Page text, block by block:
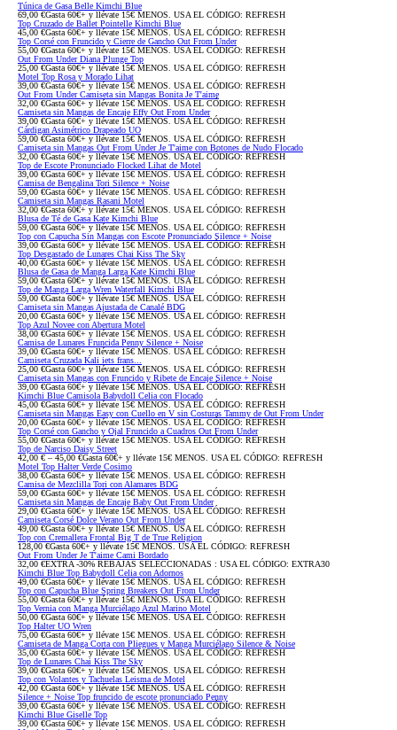
Túnica de Gasa Belle Kimchi Blue
69,00 €Gasta 60€+ y llévate 15€ MENOS. USA EL CÓDIGO: REFRESH
Top Cruzado de Ballet Pointelle Kimchi Blue
45,00 €Gasta 60€+ y llévate 15€ MENOS. USA EL CÓDIGO: REFRESH
Top Corsé con Fruncido y Cierre de Gancho Out From Under
55,00 €Gasta 60€+ y llévate 15€ MENOS. USA EL CÓDIGO: REFRESH
Out From Under Diana Plunge Top
25,00 €Gasta 60€+ y llévate 15€ MENOS. USA EL CÓDIGO: REFRESH
Motel Top Rosa y Morado Lihat
39,00 €Gasta 60€+ y llévate 15€ MENOS. USA EL CÓDIGO: REFRESH
Out From Under Camiseta sin Mangas Bonita Je T'aime
32,00 €Gasta 60€+ y llévate 15€ MENOS. USA EL CÓDIGO: REFRESH
Camiseta sin Mangas de Encaje Effy Out From Under
39,00 €Gasta 60€+ y llévate 15€ MENOS. USA EL CÓDIGO: REFRESH
Cárdigan Asimétrico Drapeado UO
59,00 €Gasta 60€+ y llévate 15€ MENOS. USA EL CÓDIGO: REFRESH
Camiseta sin Mangas Out From Under Je T'aime con Botones de Nudo Flocado
32,00 €Gasta 60€+ y llévate 15€ MENOS. USA EL CÓDIGO: REFRESH
Top de Escote Pronunciado Flocked Lihat de Motel
39,00 €Gasta 60€+ y llévate 15€ MENOS. USA EL CÓDIGO: REFRESH
Camisa de Bengalina Tori Silence + Noise
59,00 €Gasta 60€+ y llévate 15€ MENOS. USA EL CÓDIGO: REFRESH
Camiseta sin Mangas Rasani Motel
32,00 €Gasta 60€+ y llévate 15€ MENOS. USA EL CÓDIGO: REFRESH
Blusa de Té de Gasa Kate Kimchi Blue
59,00 €Gasta 60€+ y llévate 15€ MENOS. USA EL CÓDIGO: REFRESH
Top con Capucha Sin Mangas con Escote Pronunciado Silence + Noise
39,00 €Gasta 60€+ y llévate 15€ MENOS. USA EL CÓDIGO: REFRESH
Top Desgastado de Lunares Chai Kiss The Sky
40,00 €Gasta 60€+ y llévate 15€ MENOS. USA EL CÓDIGO: REFRESH
Blusa de Gasa de Manga Larga Kate Kimchi Blue
59,00 €Gasta 60€+ y llévate 15€ MENOS. USA EL CÓDIGO: REFRESH
Top de Manga Larga Wren Waterfall Kimchi Blue
59,00 €Gasta 60€+ y llévate 15€ MENOS. USA EL CÓDIGO: REFRESH
Camiseta sin Mangas Ajustada de Canalé BDG
20,00 €Gasta 60€+ y llévate 15€ MENOS. USA EL CÓDIGO: REFRESH
Top Azul Novee con Abertura Motel
38,00 €Gasta 60€+ y llévate 15€ MENOS. USA EL CÓDIGO: REFRESH
Camisa de Lunares Fruncida Penny Silence + Noise
39,00 €Gasta 60€+ y llévate 15€ MENOS. USA EL CÓDIGO: REFRESH
Camiseta Cruzada Kali iets frans...
25,00 €Gasta 60€+ y llévate 15€ MENOS. USA EL CÓDIGO: REFRESH
Camiseta sin Mangas con Fruncido y Ribete de Encaje Silence + Noise
39,00 €Gasta 60€+ y llévate 15€ MENOS. USA EL CÓDIGO: REFRESH
Kimchi Blue Camisola Babydoll Celia con Flocado
45,00 €Gasta 60€+ y llévate 15€ MENOS. USA EL CÓDIGO: REFRESH
Camiseta sin Mangas Easy con Cuello en V sin Costuras Tammy de Out From Under
20,00 €Gasta 60€+ y llévate 15€ MENOS. USA EL CÓDIGO: REFRESH
Top Corsé con Gancho y Ojal Fruncido a Cuadros Out From Under
55,00 €Gasta 60€+ y llévate 15€ MENOS. USA EL CÓDIGO: REFRESH
Top de Narciso Daisy Street
42,00 € – 45,00 €Gasta 60€+ y llévate 15€ MENOS. USA EL CÓDIGO: REFRESH
Motel Top Halter Verde Cosimo
38,00 €Gasta 60€+ y llévate 15€ MENOS. USA EL CÓDIGO: REFRESH
Camisa de Mezclilla Tori con Alamares BDG
59,00 €Gasta 60€+ y llévate 15€ MENOS. USA EL CÓDIGO: REFRESH
Camiseta sin Mangas de Encaje Baby Out From Under
29,00 €Gasta 60€+ y llévate 15€ MENOS. USA EL CÓDIGO: REFRESH
Camiseta Corsé Dolce Verano Out From Under
49,00 €Gasta 60€+ y llévate 15€ MENOS. USA EL CÓDIGO: REFRESH
Top con Cremallera Frontal Big T de True Religion
128,00 €Gasta 60€+ y llévate 15€ MENOS. USA EL CÓDIGO: REFRESH
Out From Under Je T'aime Cami Bordado
32,00 €EXTRA -30% REBAJAS SELECCIONADAS : USA EL CÓDIGO: EXTRA30
Kimchi Blue Top Babydoll Celia con Adornos
49,00 €Gasta 60€+ y llévate 15€ MENOS. USA EL CÓDIGO: REFRESH
Top con Capucha Blue Spring Breakers Out From Under
55,00 €Gasta 60€+ y llévate 15€ MENOS. USA EL CÓDIGO: REFRESH
Top Vernia con Manga Murciélago Azul Marino Motel
50,00 €Gasta 60€+ y llévate 15€ MENOS. USA EL CÓDIGO: REFRESH
Top Halter UO Wren
75,00 €Gasta 60€+ y llévate 15€ MENOS. USA EL CÓDIGO: REFRESH
Camiseta de Manga Corta con Pliegues y Manga Murciélago Silence & Noise
35,00 €Gasta 60€+ y llévate 15€ MENOS. USA EL CÓDIGO: REFRESH
Top de Lunares Chai Kiss The Sky
39,00 €Gasta 60€+ y llévate 15€ MENOS. USA EL CÓDIGO: REFRESH
Top con Volantes y Tachuelas Leisma de Motel
42,00 €Gasta 60€+ y llévate 15€ MENOS. USA EL CÓDIGO: REFRESH
Silence + Noise Top fruncido de escote pronunciado Penny
39,00 €Gasta 60€+ y llévate 15€ MENOS. USA EL CÓDIGO: REFRESH
Kimchi Blue Giselle Top
39,00 €Gasta 60€+ y llévate 15€ MENOS. USA EL CÓDIGO: REFRESH